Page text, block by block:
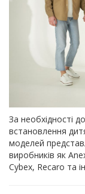
За необхідності
встановлення
моделей
виробників як
Cybex, Recaro та